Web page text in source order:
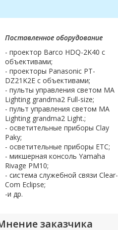
Поставленное оборудование
- проектор Barco HDQ-2K40 с
объективами;
- проекторы Panasonic PT-
DZ21K2E с объективами;
- пульты управления светом MA
Lighting grandma2 Full-size;
- пульт управления светом MA
Lighting grandma2 Light.;
- осветительные приборы Clay
Paky;
- осветительные приборы ETC;
- микшерная консоль Yamaha
Rivage PM10;
- система служебной связи Clear-
Com Eclipse;
-и др.
заказчика